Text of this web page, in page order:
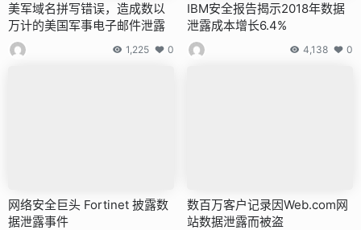
美军域名拼写错误，造成数以
万计的美国军事电子邮件泄露
1,225 0
IBM安全报告揭示2018年数据
泄露成本增长6.4%
4,138 0
网络安全巨头 Fortinet 披露数
据泄露事件
数百万客户记录因Web.com网
站数据泄露而被盗